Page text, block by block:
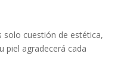
solo cuestión de estética,
piel agradecerá cada